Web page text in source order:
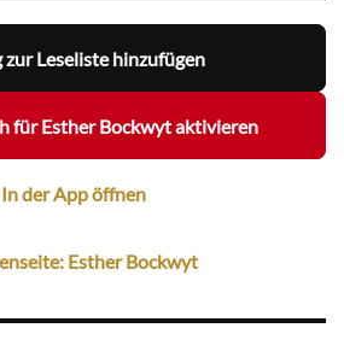
zur Leseliste hinzufügen
für Esther Bockwyt aktivieren
In der App öffnen
Esther Bockwyt